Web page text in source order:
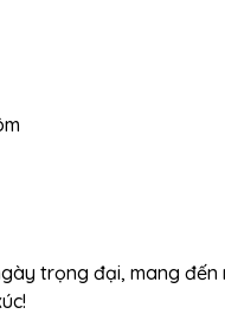
trọng đại, mang